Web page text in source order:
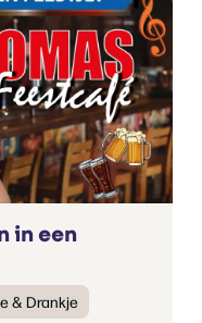
in een
& Drankje